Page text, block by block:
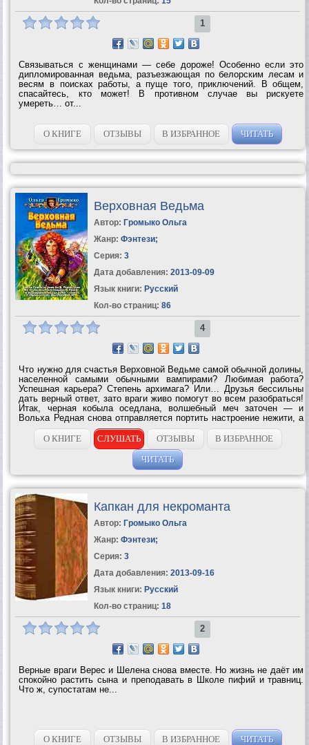
1
Связываться с женщинами — себе дороже! Особенно если это
дипломированная ведьма, разъезжающая по белорским лесам и
весям в поисках работы, а пуще того, приключений. В общем,
спасайтесь, кто может! В противном случае вы рискуете
умереть… от...
О КНИГЕ ОТЗЫВЫ В ИЗБРАННОЕ ЧИТАТЬ
Верховная Ведьма
Автор: Громыко Ольга
Жанр: Фэнтези;
Серия: 3
Дата добавления: 2013-09-09
Язык книги: Русский
Кол-во страниц: 86
4
Что нужно для счастья Верховной Ведьме самой обычной долины,
населенной самыми обычными вампирами? Любимая работа?
Успешная карьера? Степень архимага? Или… Друзья бессильны
дать верный ответ, зато враги живо помогут во всем разобраться!
Итак, черная кобыла оседлана, волшебный меч заточен — и
Вольха Редная снова отправляется портить настроение нежити, а
заодно конкурентам, рыцарям и даже...
О КНИГЕ
СЛУШАТЬ ОТЗЫВЫ
В ИЗБРАННОЕ
ЧИТАТЬ
Капкан для некроманта
Автор: Громыко Ольга
Жанр: Фэнтези;
Серия: 3
Дата добавления: 2013-09-16
Язык книги: Русский
Кол-во страниц: 18
2
Верные враги Верес и Шелена снова вместе. Но жизнь не даёт им
спокойно растить сына и преподавать в Школе пифий и травниц.
Что ж, супостатам не...
О КНИГЕ ОТЗЫВЫ В ИЗБРАННОЕ ЧИТАТЬ